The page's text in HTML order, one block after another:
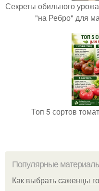
Секреты обильного
"на Ребро" для
Топ 5 сортов
Популярные
Как выбрать саженцы